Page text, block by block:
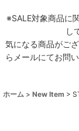
※SALE対象商品に
し
気になる商品がご
らメールにてお問
ホーム > New Item >